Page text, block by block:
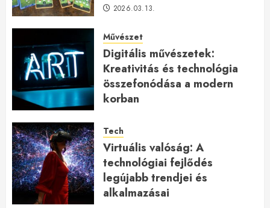
2026.03.13.
Művészet
Digitális művészetek:
Kreativitás és technológia
összefonódása a modern
korban
Tech
Virtuális valóság: A
technológiai fejlődés
legújabb trendjei és
alkalmazásai